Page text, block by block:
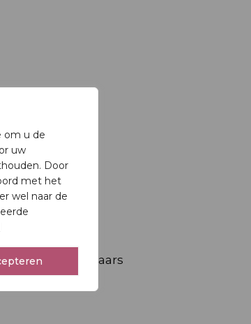
om u de
uw
Door
met het
wel naar de
verkoopmakelaars
uit handen.